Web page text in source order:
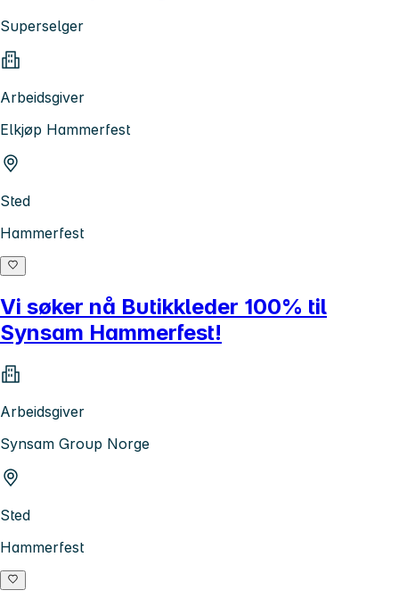
Superselger
Arbeidsgiver
Elkjøp Hammerfest
Sted
Hammerfest
Vi søker nå Butikkleder 100% til
Synsam Hammerfest!
Arbeidsgiver
Synsam Group Norge
Sted
Hammerfest